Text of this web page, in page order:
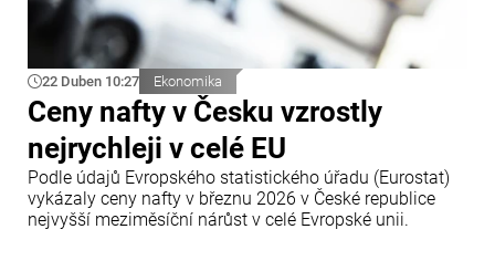
22 Duben 10:27 Ekonomika
Ceny nafty v Česku vzrostly
nejrychleji v celé EU
Podle údajů Evropského statistického úřadu (Eurostat)
vykázaly ceny nafty v březnu 2026 v České republice
nejvyšší meziměsíční nárůst v celé Evropské unii.